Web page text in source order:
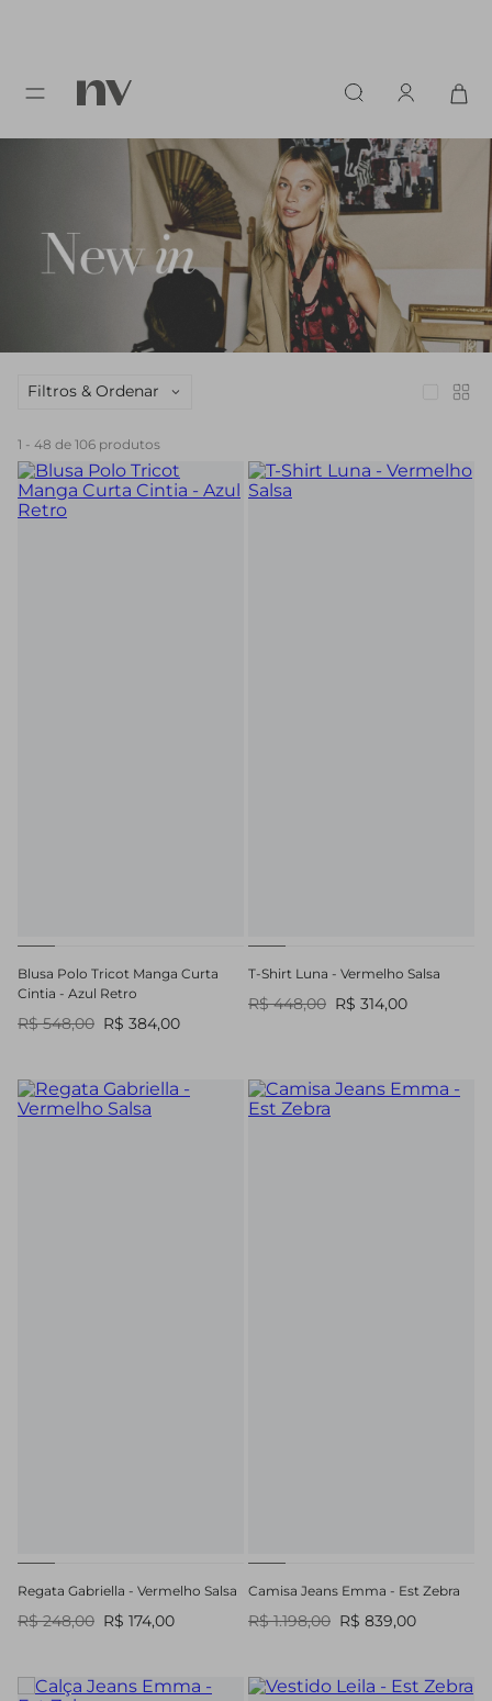
Filtros & Ordenar
1 - 48 de 106 produtos
Blusa Polo Tricot Manga Curta
Cintia - Azul Retro
R$ 548,00 R$ 384,00
T-Shirt Luna - Vermelho Salsa
R$ 448,00 R$ 314,00
Regata Gabriella - Vermelho Salsa
R$ 248,00 R$ 174,00
Camisa Jeans Emma - Est Zebra
R$ 1.198,00 R$ 839,00